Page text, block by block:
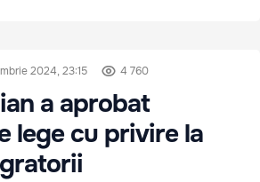
2024, 23:15 4 760
a aprobat
lege cu privire la